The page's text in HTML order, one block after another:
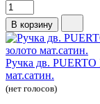
В корзину
Ручка дв.
мат.сатин.
(нет голосов)